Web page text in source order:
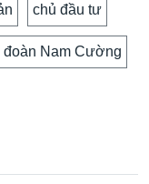
chủ đầu tư
đoàn Nam Cường